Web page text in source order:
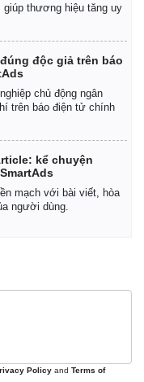
khoán
thương hiệu tăng uy
độc giả trên báo
chủ động ngân
trên báo điện tử chính
kể chuyện
mạch với bài viết, hòa
người dùng.
Policy and Terms of